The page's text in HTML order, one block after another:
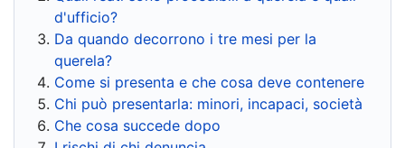
d'ufficio?
Da quando decorrono i tre mesi per la
querela?
Come si presenta e che cosa deve contenere
Chi può presentarla: minori, incapaci, società
Che cosa succede dopo